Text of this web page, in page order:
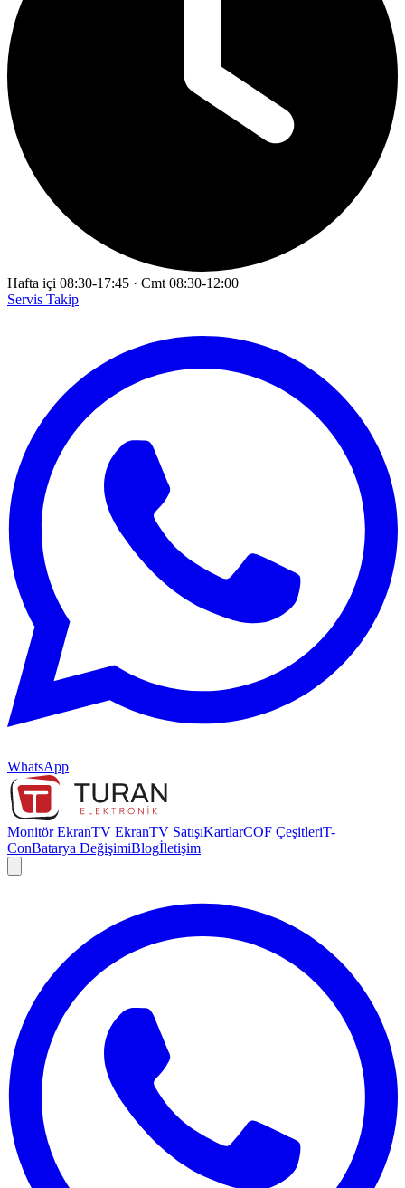
Hafta içi 08:30-17:45 · Cmt 08:30-12:00
Servis Takip
WhatsApp
Monitör EkranTV EkranTV SatışıKartlarCOF ÇeşitleriT-
ConBatarya DeğişimiBlogİletişim